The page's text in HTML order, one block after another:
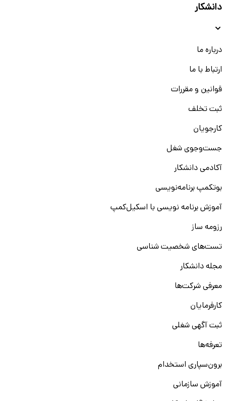
دانشکار
درباره ما
ارتباط با ما
قوانین و مقررات
ثبت تخلف
کارجویان
جست‌و‌جوی شغل
آکادمی دانشکار
بوتکمپ برنامه‌نویسی
آموزش برنامه نویسی با اسکیل‌کمپ
رزومه ساز
تست‌های شخصیت شناسی
مجله دانشکار
معرفی شرکت‌ها
کارفرمایان
ثبت آگهی شغلی
تعرفه‌ها
برون‌سپاری استخدام
آموزش سازمانی